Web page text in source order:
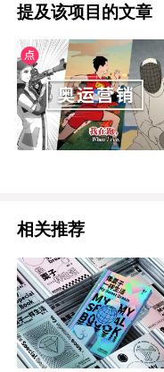
提及该项目的文章
相关推荐